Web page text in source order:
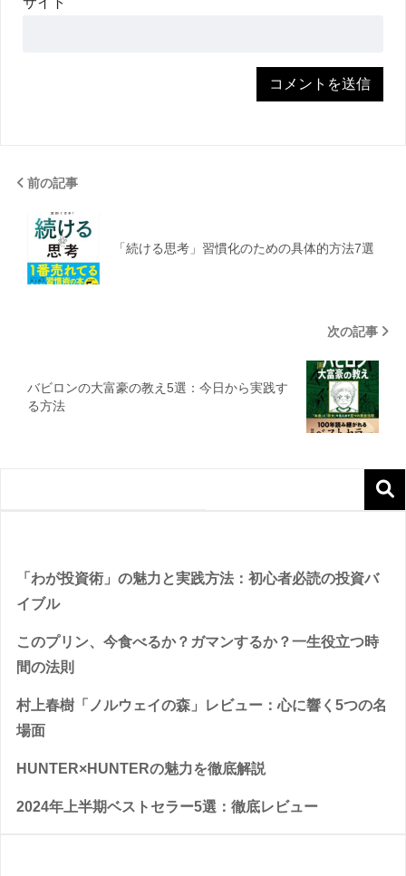
前の記事
「続ける思考」習慣化のための具体的方法7選
次の記事
バビロンの大富豪の教え5選：今日から実践す
る方法
「わが投資術」の魅力と実践方法：初心者必読の投資バ
イブル
このプリン、今食べるか？ガマンするか？一生役立つ時
間の法則
村上春樹「ノルウェイの森」レビュー：心に響く5つの名
場面
HUNTER×HUNTERの魅力を徹底解説
2024年上半期ベストセラー5選：徹底レビュー